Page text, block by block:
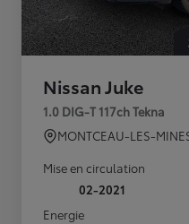
Nissan Juke
1.0 DIG-T 117ch Tekna
MONTCEAU-LES-
Mise en circulation
02-2021
Energie